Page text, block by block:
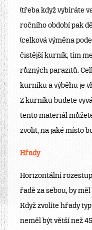
(třeba když vybíráte
ročního období pak
(celková výměna
čistěj­ší kurník, tím
různých parazitů.
kurníku a výběhu je
Z kurníku budete
tento materiál
zvolit, na jaké místo
Hřady
Horizontální
řadě za sebou, by
Když zvolíte hřady
neměl být větší než